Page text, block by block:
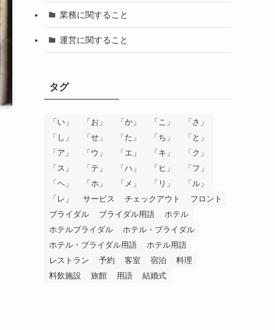
業務に関すること
運営に関すること
タグ
「い」 「お」 「か」 「こ」
「さ」
「し」
「せ」 「た」 「ち」
「と」
「ア」
「ウ」 「エ」 「キ」
「ク」
「ス」
「テ」 「ハ」 「ヒ」
「フ」
「ヘ」
「ホ」 「メ」 「リ」
「ル」
「レ」
サービス チェックアウト
フロント
ブライダル
ブライダル用語
ホテル
ホテルブライダル
ホテル・ブライダル
ホテル・ブライダル用語
ホテル用語
レストラン
予約 客室 宿泊
料理
料飲施設
旅館 用語 結婚式